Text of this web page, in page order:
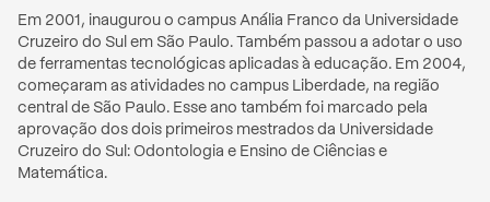
Em 2001, inaugurou o campus Anália Franco da Universidade
Cruzeiro do Sul em São Paulo. Também passou a adotar o uso
de ferramentas tecnológicas aplicadas à educação. Em 2004,
começaram as atividades no campus Liberdade, na região
central de São Paulo. Esse ano também foi marcado pela
aprovação dos dois primeiros mestrados da Universidade
Cruzeiro do Sul: Odontologia e Ensino de Ciências e
Matemática.